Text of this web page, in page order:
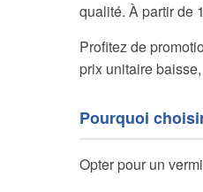
qualité. À partir de
Profitez de
prix unitaire
Pourquoi
Opter pour un